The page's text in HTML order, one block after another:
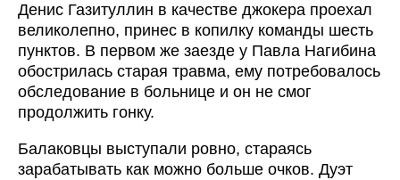
Денис Газитуллин в качестве джокера проехал
великолепно, принес в копилку команды шесть
пунктов. В первом же заезде у Павла Нагибина
обострилась старая травма, ему потребовалось
обследование в больнице и он не смог
продолжить гонку.
Балаковцы выступали ровно, стараясь
зарабатывать как можно больше очков. Дуэт